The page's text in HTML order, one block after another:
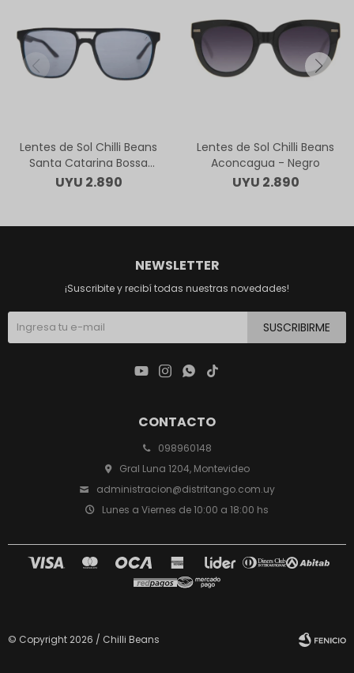
Lentes de Sol Chilli Beans
Santa Catarina Bossa
Nova - Negro
UYU 2.890
Lentes de Sol Chilli Beans
Aconcagua - Negro
UYU 2.890
CONTACTO
098960148
Gral Luna 1204, Montevideo
administracion@distritango.com.uy
Lunes a Viernes de 10:00 a 18:00 hs
NEWSLETTER
¡Suscribite y recibí todas nuestras novedades!
SUSCRIBIRME
   
© Copyright 2026 / Chilli Beans